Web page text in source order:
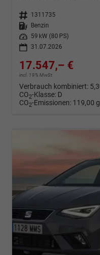
Fahrzeugnr. 1311735
Kraftstoff
Benzin
Leistung
59 kW (80 PS)
31.07.2026
17.547,– €
incl. 19% MwSt.
Verbrauch kombiniert:
CO2-Klasse: D
CO2-Emissionen: 119,00